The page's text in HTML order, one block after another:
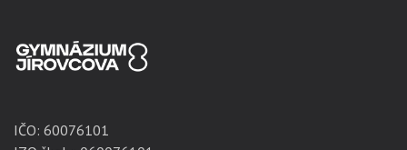
IČO: 60076101